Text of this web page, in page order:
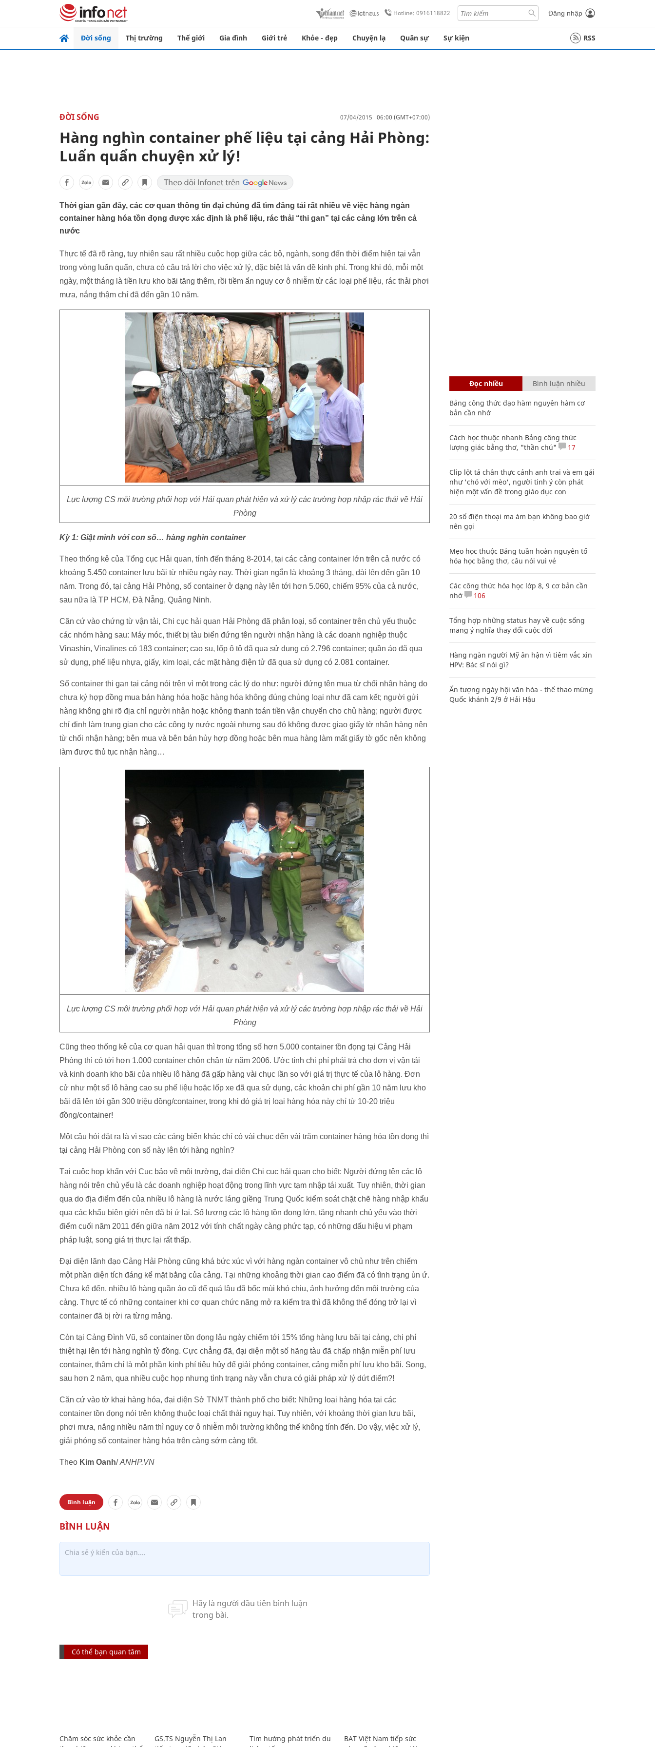
Hotline: 0916118822 Đăng nhập
Đời sống Thị trường Thế giới Gia đình Giới trẻ Khỏe - đẹp Chuyện lạ Quân sự Sự kiện RSS
ĐỜI SỐNG 07/04/2015 06:00 (GMT+07:00)
Hàng nghìn container phế liệu tại cảng Hải Phòng:
Luẩn quẩn chuyện xử lý!
Thời gian gần đây, các cơ quan thông tin đại chúng đã tìm đăng tải rất nhiều về việc hàng ngàn
container hàng hóa tồn đọng được xác định là phế liệu, rác thải “thi gan” tại các cảng lớn trên cả
nước
Thực tế đã rõ ràng, tuy nhiên sau rất nhiều cuộc họp giữa các bộ, ngành, song đến thời điểm hiện tại vẫn
trong vòng luẩn quẩn, chưa có câu trả lời cho việc xử lý, đặc biệt là vấn đề kinh phí. Trong khi đó, mỗi một
ngày, một tháng là tiền lưu kho bãi tăng thêm, rồi tiềm ẩn nguy cơ ô nhiễm từ các loại phế liệu, rác thải phơi
mưa, nắng thậm chí đã đến gần 10 năm.
Lực lượng CS môi trường phối hợp với Hải quan phát hiện và xử lý các trường hợp nhập rác thải về Hải
Phòng
Kỳ 1: Giật mình với con số… hàng nghìn container
Theo thống kê của Tổng cục Hải quan, tính đến tháng 8-2014, tại các cảng container lớn trên cả nước có
khoảng 5.450 container lưu bãi từ nhiều ngày nay. Thời gian ngắn là khoảng 3 tháng, dài lên đến gần 10
năm. Trong đó, tại cảng Hải Phòng, số container ở dạng này lên tới hơn 5.060, chiếm 95% của cả nước,
sau nữa là TP HCM, Đà Nẵng, Quảng Ninh.
Căn cứ vào chứng từ vận tải, Chi cục hải quan Hải Phòng đã phân loại, số container trên chủ yếu thuộc
các nhóm hàng sau: Máy móc, thiết bị tàu biển đứng tên người nhận hàng là các doanh nghiệp thuộc
Vinashin, Vinalines có 183 container; cao su, lốp ô tô đã qua sử dụng có 2.796 container; quần áo đã qua
sử dụng, phế liệu nhựa, giấy, kim loại, các mặt hàng điện tử đã qua sử dụng có 2.081 container.
Số container thi gan tại cảng nói trên vì một trong các lý do như: người đứng tên mua từ chối nhận hàng do
chưa ký hợp đồng mua bán hàng hóa hoặc hàng hóa không đúng chủng loại như đã cam kết; người gửi
hàng không ghi rõ địa chỉ người nhận hoặc không thanh toán tiền vận chuyển cho chủ hàng; người được
chỉ định làm trung gian cho các công ty nước ngoài nhưng sau đó không được giao giấy tờ nhận hàng nên
từ chối nhận hàng; bên mua và bên bán hủy hợp đồng hoặc bên mua hàng làm mất giấy tờ gốc nên không
làm được thủ tục nhận hàng…
Lực lượng CS môi trường phối hợp với Hải quan phát hiện và xử lý các trường hợp nhập rác thải về Hải
Phòng
Cũng theo thống kê của cơ quan hải quan thì trong tổng số hơn 5.000 container tồn đọng tại Cảng Hải
Phòng thì có tới hơn 1.000 container chôn chân từ năm 2006. Ước tính chi phí phải trả cho đơn vị vận tải
và kinh doanh kho bãi của nhiều lô hàng đã gấp hàng vài chục lần so với giá trị thực tế của lô hàng. Đơn
cử như một số lô hàng cao su phế liệu hoặc lốp xe đã qua sử dụng, các khoản chi phí gần 10 năm lưu kho
bãi đã lên tới gần 300 triệu đồng/container, trong khi đó giá trị loại hàng hóa này chỉ từ 10-20 triệu
đồng/container!
Một câu hỏi đặt ra là vì sao các cảng biển khác chỉ có vài chục đến vài trăm container hàng hóa tồn đọng thì
tại cảng Hải Phòng con số này lên tới hàng nghìn?
Tại cuộc họp khẩn với Cục bảo vệ môi trường, đại diện Chi cục hải quan cho biết: Người đứng tên các lô
hàng nói trên chủ yếu là các doanh nghiệp hoạt động trong lĩnh vực tạm nhập tái xuất. Tuy nhiên, thời gian
qua do địa điểm đến của nhiều lô hàng là nước láng giềng Trung Quốc kiểm soát chặt chẽ hàng nhập khẩu
qua các khẩu biên giới nên đã bị ứ lại. Số lượng các lô hàng tồn đọng lớn, tăng nhanh chủ yếu vào thời
điểm cuối năm 2011 đến giữa năm 2012 với tính chất ngày càng phức tạp, có những dấu hiệu vi phạm
pháp luật, song giá trị thực lại rất thấp.
Đại diện lãnh đạo Cảng Hải Phòng cũng khá bức xúc vì với hàng ngàn container vô chủ như trên chiếm
một phần diện tích đáng kể mặt bằng của cảng. Tại những khoảng thời gian cao điểm đã có tình trạng ùn ứ.
Chưa kể đến, nhiều lô hàng quần áo cũ để quá lâu đã bốc mùi khó chịu, ảnh hưởng đến môi trường của
cảng. Thực tế có những container khi cơ quan chức năng mở ra kiểm tra thì đã không thể đóng trở lại vì
container đã bị rời ra từng mảng.
Còn tại Cảng Đình Vũ, số container tồn đọng lâu ngày chiếm tới 15% tổng hàng lưu bãi tại cảng, chi phí
thiệt hại lên tới hàng nghìn tỷ đồng. Cực chẳng đã, đại diện một số hãng tàu đã chấp nhận miễn phí lưu
container, thậm chí là một phần kinh phí tiêu hủy để giải phóng container, cảng miễn phí lưu kho bãi. Song,
sau hơn 2 năm, qua nhiều cuộc họp nhưng tình trạng này vẫn chưa có giải pháp xử lý dứt điểm?!
Căn cứ vào tờ khai hàng hóa, đại diện Sở TNMT thành phố cho biết: Những loại hàng hóa tại các
container tồn đọng nói trên không thuộc loại chất thải nguy hại. Tuy nhiên, với khoảng thời gian lưu bãi,
phơi mưa, nắng nhiều năm thì nguy cơ ô nhiễm môi trường không thể không tính đến. Do vậy, việc xử lý,
giải phóng số container hàng hóa trên càng sớm càng tốt.
Theo Kim Oanh/ANHP.VN
Bình luận
Có thể bạn quan tâm
Chăm sóc sức khỏe cần
GS.TS Nguyễn Thị Lan
Tìm hướng phát triển du
BAT Việt Nam tiếp sức
Đọc nhiều Bình luận nhiều
Bảng công thức đạo hàm nguyên hàm cơ
bản cần nhớ
Cách học thuộc nhanh Bảng công thức
lượng giác bằng thơ, "thần chú"
17
Clip lột tả chân thực cảnh anh trai và em gái
như 'chó với mèo', người tinh ý còn phát
hiện một vấn đề trong giáo dục con
20 số điện thoại ma ám bạn không bao giờ
nên gọi
Mẹo học thuộc Bảng tuần hoàn nguyên tố
hóa học bằng thơ, câu nói vui vẻ
Các công thức hóa học lớp 8, 9 cơ bản cần
nhớ
106
Tổng hợp những status hay về cuộc sống
mang ý nghĩa thay đổi cuộc đời
Hàng ngàn người Mỹ ân hận vì tiêm vắc xin
HPV: Bác sĩ nói gì?
Ấn tượng ngày hội văn hóa - thể thao mừng
Quốc khánh 2/9 ở Hải Hậu